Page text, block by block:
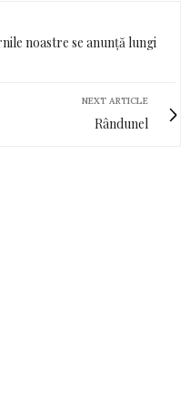
noastre se anunță lungi
NEXT ARTICLE
Rândunel